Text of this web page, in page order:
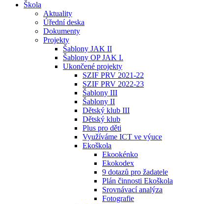
Škola
Aktuality
Úřední deska
Dokumenty
Projekty
Šablony JAK II
Šablony OP JAK I.
Ukončené projekty
SZIF PRV 2021-22
SZIF PRV 2022-23
Šablony III
Šablony II
Dětský klub III
Dětský klub
Plus pro děti
Využíváme ICT ve výuce
Ekoškola
Ekookénko
Ekokodex
9 dotazů pro žadatele
Plán činnosti Ekoškola
Srovnávací analýza
Fotografie